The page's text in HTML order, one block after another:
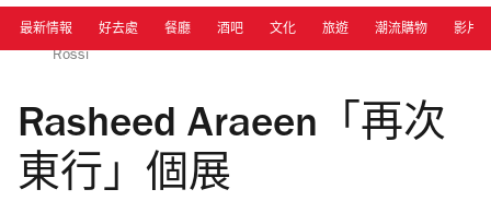
最新情報 好去處 餐廳 酒吧 文化 旅遊 潮流購物 影片
Photo: Christmas Day by Rasheed Araeen, 1979 | Rossi
Rossi
Rasheed Araeen「再次
東行」個展